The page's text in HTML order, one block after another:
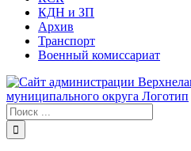
КДН и ЗП
Архив
Транспорт
Военный комиссариат
Результат
поиска: